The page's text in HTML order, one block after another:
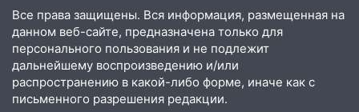
09:50 В Ульяновске черный коршун
застрял в тепловозе
09:44 Ульяновские спасатели помогли
юному велосипедисту на улице
Чернышевского
Все права защищены. Вся информация, размещенная на
данном веб-сайте, предназначена только для
персонального пользования и не подлежит
дальнейшему воспроизведению и/или
распространению в какой-либо форме, иначе как с
письменного разрешения редакции.